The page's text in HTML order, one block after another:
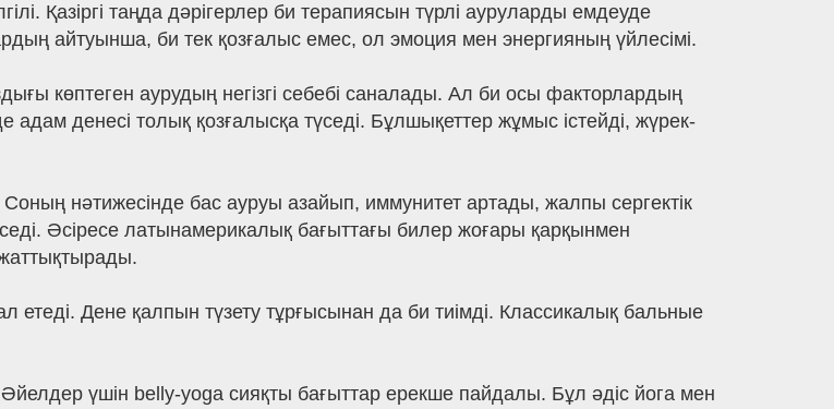
Қазіргі таңда дәрігерлер би терапиясын түрлі ауруларды емдеуде
айтуынша, би тек қозғалыс емес, ол эмоция мен энергияның үйлесімі.
көптеген аурудың негізгі себебі саналады. Ал би осы факторлардың
денесі толық қозғалысқа түседі. Бұлшықеттер жұмыс істейді, жүрек-
нәтижесінде бас ауруы азайып, иммунитет артады, жалпы сергектік
Әсіресе латынамерикалық бағыттағы билер жоғары қарқынмен
етеді. Дене қалпын түзету тұрғысынан да би тиімді. Классикалық бальные
үшін belly-yoga сияқты бағыттар ерекше пайдалы. Бұл әдіс йога мен